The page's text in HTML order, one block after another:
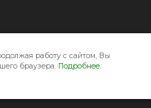
работу с сайтом, Вы
браузера. Подробнее.